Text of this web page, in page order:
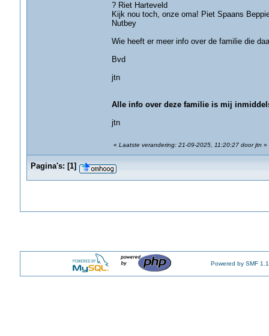
? Riet Harteveld
Kijk nou toch, onze oma! Piet Spaans
Nutbey
Wie heeft er meer info over de familie die
Bvd
jtn
Alle info over deze familie is mij
jtn
« Laatste verandering: 21-09-2025, 11:20:27 door jtn »
Pagina's: [1]
Powered by SMF